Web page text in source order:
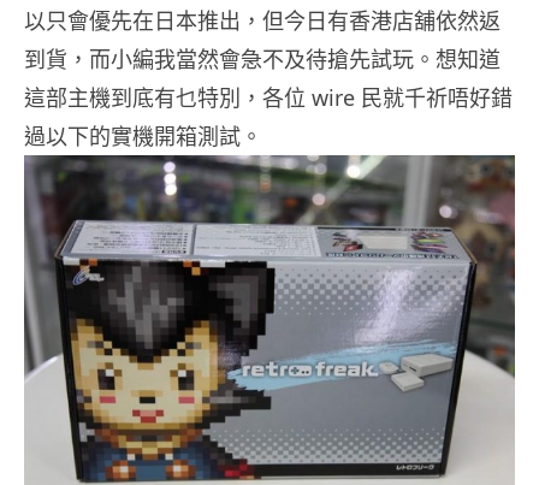
以只會優先在日本推出，但今日有香港店舖依然返
到貨，而小編我當然會急不及待搶先試玩。想知道
這部主機到底有乜特別，各位 wire 民就千祈唔好錯
過以下的實機開箱測試。